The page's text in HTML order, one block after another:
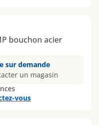
bouchon acier
sur demande
un magasin
vous